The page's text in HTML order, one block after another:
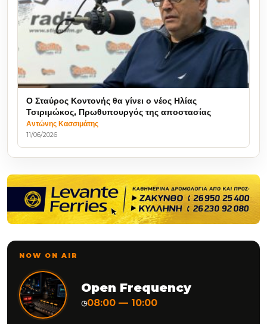
Ο Σταύρος Κοντονής θα γίνει ο νέος Ηλίας
Τσιριμώκος, Πρωθυπουργός της αποστασίας
Αντώνης Κασσιμάτης
11/06/2026
NOW ON AIR
Open Frequency
◷08:00 — 10:00